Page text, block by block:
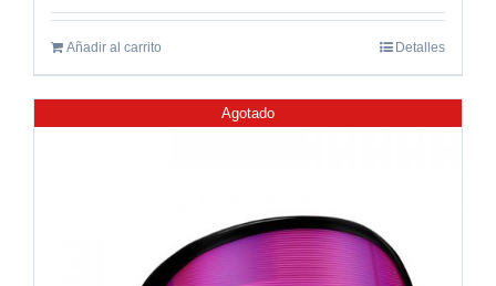
Añadir al carrito Detalles
Agotado